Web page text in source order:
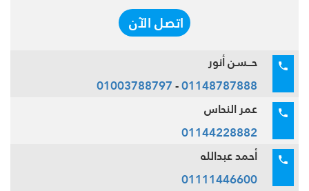
اتصل الآن
حــسن أنور
01148787888
-
01003788797
عمر النحاس
01144228882
أحمد عبدالله
01111446600